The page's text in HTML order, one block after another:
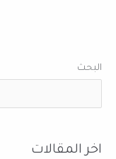
البحث
اخر المقالات